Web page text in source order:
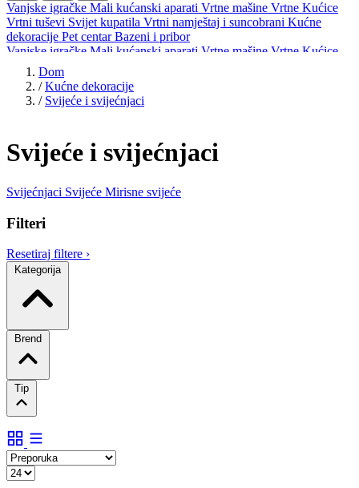
Vanjske igračke Mali kućanski aparati Vrtne mašine Vrtne Kućice
Vrtni tuševi Svijet kupatila Vrtni namještaj i suncobrani Kućne
dekoracije Pet centarBazeni i pribor
Vanjske igračke Mali kućanski aparati Vrtne mašine Vrtne Kućice
Vrtni tuševi
dekoracijePet centar Bazeni i pribor
Dom
/ Kućne dekoracije
/ Svijeće i svijećnjaci
Svijeće i svijećnjaci
Svijećnjaci Svijeće Mirisne svijeće
Filteri
Resetiraj filtere ›
Kategorija
Brend
Tip